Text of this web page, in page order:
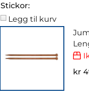
Stickor:
Legg til kurv
kr